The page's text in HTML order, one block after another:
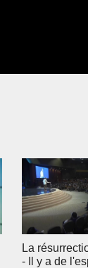
La
- Il y a de